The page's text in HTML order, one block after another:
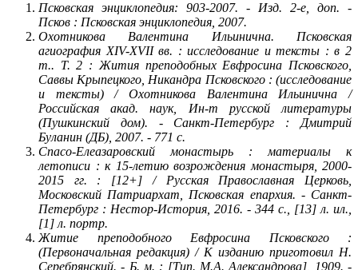
Псковская энциклопедия: 903-2007. - Изд. 2-е, доп. -
Псков : Псковская энциклопедия, 2007.
Охотникова Валентина Ильинична. Псковская
агиография XIV-XVII вв. : исследование и тексты : в 2
т.. Т. 2 : Жития преподобных Евфросина Псковского,
Саввы Крыпецкого, Никандра Псковского : (исследование
и тексты) / Охотникова Валентина Ильинична /
Российская акад. наук, Ин-т русской литературы
(Пушкинский дом). - Санкт-Петербург : Дмитрий
Буланин (ДБ), 2007. - 771 с.
Спасо-Елеазаровский монастырь : материалы к
летописи : к 15-летию возрождения монастыря, 2000-
2015 гг. : [12+] / Русская Православная Церковь,
Московский Патриархат, Псковская епархия. - Санкт-
Петербург : Нестор-История, 2016. - 344 с., [13] л. ил.,
[1] л. портр.
Житие преподобного Евфросина Псковского :
(Первоначальная редакция) / К изданию приготовил Н.
Серебрянский. - Б. м. : [Тип. М.А. Александрова], 1909. -